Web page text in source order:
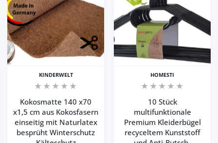
KINDERWELT
Kokosmatte 140 x70
x1,5 cm aus Kokosfasern
einseitig mit Naturlatex
besprüht Winterschutz
HOMESTI
10 Stück
multifunktionale
Premium Kleiderbügel
recyceltem Kunststoff